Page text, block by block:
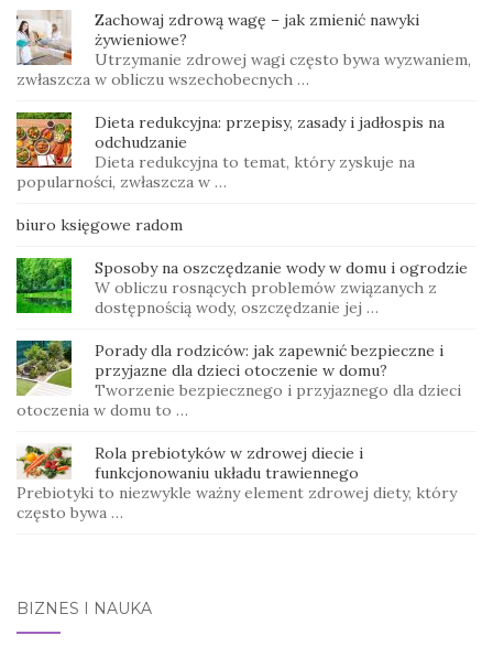
Zachowaj zdrową wagę – jak zmienić nawyki
żywieniowe?
Utrzymanie zdrowej wagi często bywa wyzwaniem,
zwłaszcza w obliczu wszechobecnych …
Dieta redukcyjna: przepisy, zasady i jadłospis na
odchudzanie
Dieta redukcyjna to temat, który zyskuje na
popularności, zwłaszcza w …
biuro księgowe radom
Sposoby na oszczędzanie wody w domu i ogrodzie
W obliczu rosnących problemów związanych z
dostępnością wody, oszczędzanie jej …
Porady dla rodziców: jak zapewnić bezpieczne i
przyjazne dla dzieci otoczenie w domu?
Tworzenie bezpiecznego i przyjaznego dla dzieci
otoczenia w domu to …
Rola prebiotyków w zdrowej diecie i
funkcjonowaniu układu trawiennego
Prebiotyki to niezwykle ważny element zdrowej diety, który
często bywa …
BIZNES I NAUKA